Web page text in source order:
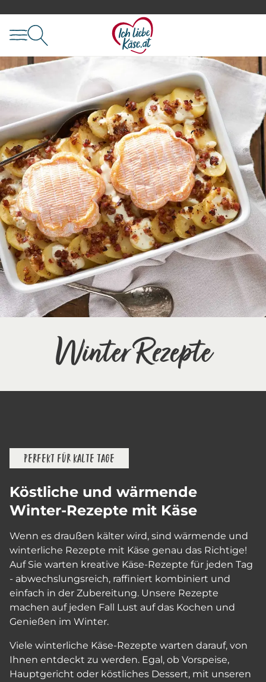
Winter Rezepte
PERFEKT FÜR KALTE TAGE
Köstliche und wärmende
Winter-Rezepte mit Käse
Wenn es draußen kälter wird, sind wärmende und
winterliche Rezepte mit Käse genau das Richtige!
Auf Sie warten kreative Käse-Rezepte für jeden Tag
- abwechslungsreich, raffiniert kombiniert und
einfach in der Zubereitung. Unsere Rezepte
machen auf jeden Fall Lust auf das Kochen und
Genießen im Winter.
Viele winterliche Käse-Rezepte warten darauf, von
Ihnen entdeckt zu werden. Egal, ob Vorspeise,
Hauptgericht oder köstliches Dessert, mit unseren